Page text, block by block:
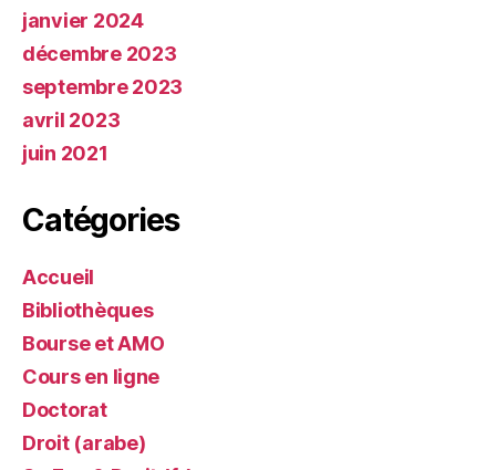
janvier 2024
décembre 2023
septembre 2023
avril 2023
juin 2021
Catégories
Accueil
Bibliothèques
Bourse et AMO
Cours en ligne
Doctorat
Droit (arabe)